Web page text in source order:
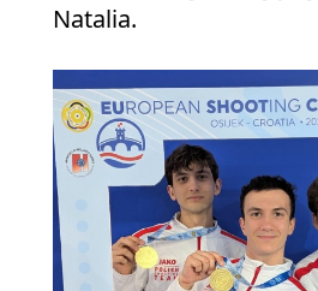
Natalia.